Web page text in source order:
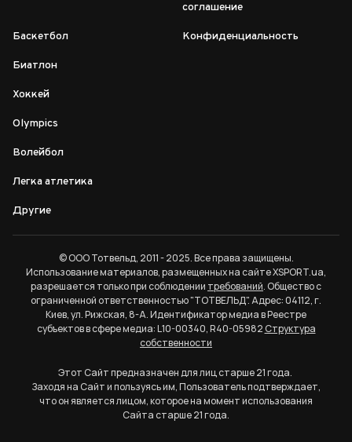
Баскетбол
Биатлон
Хоккей
Olympics
Волейбол
Легка атлетика
Другие
соглашение
Конфиденциальность
© ООО Тотвельд, 2011 - 2025. Все права защищены.
Использование материалов, размещенных на сайте XSPORT.ua,
разрешается только при соблюдении требований. Общество с
ограниченной ответственностью "ТОТВЕЛЬД". Адрес: 04112, г.
Киев, ул. Рижская, 8-А. Идентификатор медиа в Реестре
субъектов в сфере медиа: L10-00340, R40-05982Структура
собственности
Этот Сайт предназначен для лиц старше 21 года.
Заходя на Сайт и пользуясь им, Пользователь подтверждает,
что он является лицом, которое на момент использования
Сайта старше 21 года.